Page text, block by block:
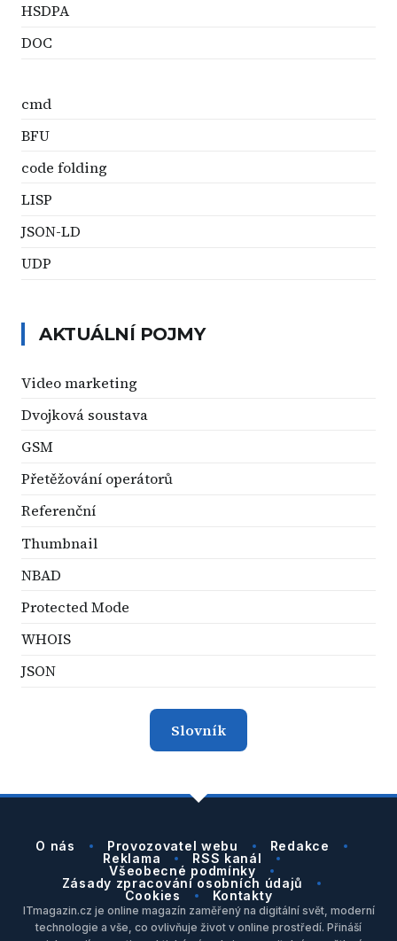
HSDPA
DOC
cmd
BFU
code folding
LISP
JSON-LD
UDP
AKTUÁLNÍ POJMY
Video marketing
Dvojková soustava
GSM
Přetěžování operátorů
Referenční
Thumbnail
NBAD
Protected Mode
WHOIS
JSON
Slovník
O nás Provozovatel webu
Redakce
Reklama
RSS kanál
Všeobecné podmínky
Zásady zpracování osobních údajů
Cookies
Kontakty
ITmagazin.cz je online magazín zaměřený na digitální svět, moderní
technologie a vše, co ovlivňuje život v online prostředí. Přináší